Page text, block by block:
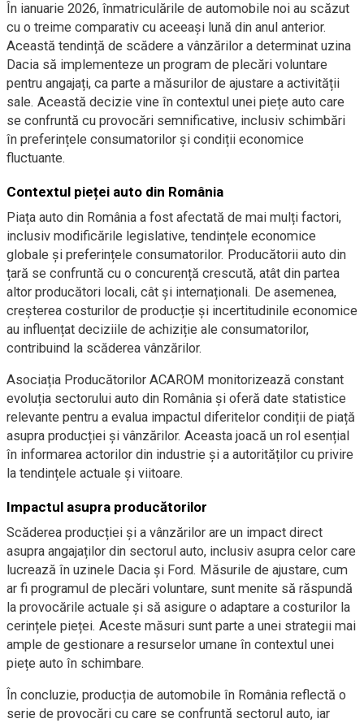
În ianuarie 2026, înmatriculările de automobile noi au scăzut
cu o treime comparativ cu aceeași lună din anul anterior.
Această tendință de scădere a vânzărilor a determinat uzina
Dacia să implementeze un program de plecări voluntare
pentru angajați, ca parte a măsurilor de ajustare a activității
sale. Această decizie vine în contextul unei piețe auto care
se confruntă cu provocări semnificative, inclusiv schimbări
în preferințele consumatorilor și condiții economice
fluctuante.
Contextul pieței auto din România
Piața auto din România a fost afectată de mai mulți factori,
inclusiv modificările legislative, tendințele economice
globale și preferințele consumatorilor. Producătorii auto din
țară se confruntă cu o concurență crescută, atât din partea
altor producători locali, cât și internaționali. De asemenea,
creșterea costurilor de producție și incertitudinile economice
au influențat deciziile de achiziție ale consumatorilor,
contribuind la scăderea vânzărilor.
Asociația Producătorilor ACAROM monitorizează constant
evoluția sectorului auto din România și oferă date statistice
relevante pentru a evalua impactul diferitelor condiții de piață
asupra producției și vânzărilor. Aceasta joacă un rol esențial
în informarea actorilor din industrie și a autorităților cu privire
la tendințele actuale și viitoare.
Impactul asupra producătorilor
Scăderea producției și a vânzărilor are un impact direct
asupra angajaților din sectorul auto, inclusiv asupra celor care
lucrează în uzinele Dacia și Ford. Măsurile de ajustare, cum
ar fi programul de plecări voluntare, sunt menite să răspundă
la provocările actuale și să asigure o adaptare a costurilor la
cerințele pieței. Aceste măsuri sunt parte a unei strategii mai
ample de gestionare a resurselor umane în contextul unei
piețe auto în schimbare.
În concluzie, producția de automobile în România reflectă o
serie de provocări cu care se confruntă sectorul auto, iar